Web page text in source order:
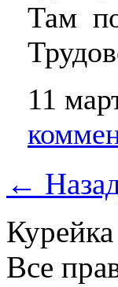
Там
11
←
Все